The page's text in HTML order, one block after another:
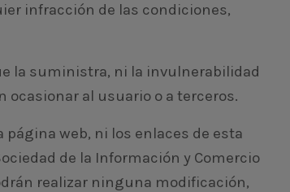
infracción de las condiciones,
la suministra, ni la invulnerabilidad
ocasionar al usuario o a terceros.
web, ni los enlaces de esta
de la Información y Comercio
realizar ninguna modificación,